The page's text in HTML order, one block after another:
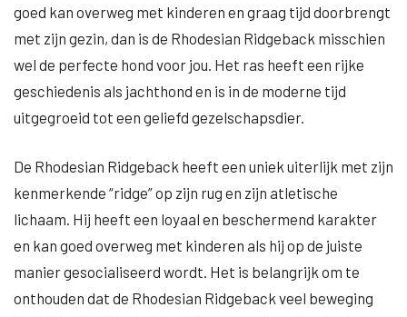
goed kan overweg met kinderen en graag tijd doorbrengt
met zijn gezin, dan is de Rhodesian Ridgeback misschien
wel de perfecte hond voor jou. Het ras heeft een rijke
geschiedenis als jachthond en is in de moderne tijd
uitgegroeid tot een geliefd gezelschapsdier.
De Rhodesian Ridgeback heeft een uniek uiterlijk met zijn
kenmerkende “ridge” op zijn rug en zijn atletische
lichaam. Hij heeft een loyaal en beschermend karakter
en kan goed overweg met kinderen als hij op de juiste
manier gesocialiseerd wordt. Het is belangrijk om te
onthouden dat de Rhodesian Ridgeback veel beweging